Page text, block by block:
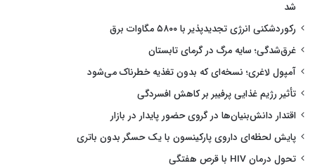
شد
رکوردشکنی انرژی تجدیدپذیر با ۵۸۰۰ مگاوات برق
غرق‌شدگی؛ سایه مرگ در گرمای تابستان
آمپول لاغری؛ نسخه‌ای که بدون تغذیه خطرناک می‌شود
تأثیر رژیم غذایی پرفیبر بر کاهش افسردگی
اقتدار دانش‌بنیان‌ها در گروی حضور پایدار در بازار
پایش لحظه‌ای داروی پارکینسون با یک حسگر بدون باتری
تحول درمان HIV با قرص هفتگی